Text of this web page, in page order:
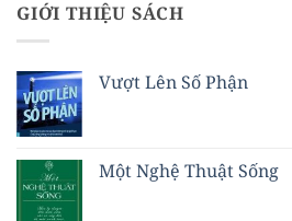
GIỚI THIỆU SÁCH
Vượt Lên Số Phận
Một Nghệ Thuật Sống